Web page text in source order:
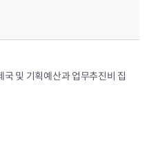
및 기획예산과 업무추진비 집